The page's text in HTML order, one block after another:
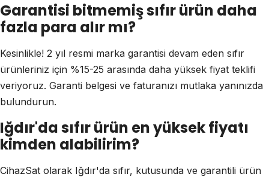
Garantisi bitmemiş sıfır ürün daha
fazla para alır mı?
Kesinlikle! 2 yıl resmi marka garantisi devam eden sıfır
ürünleriniz için %15-25 arasında daha yüksek fiyat teklifi
veriyoruz. Garanti belgesi ve faturanızı mutlaka yanınızda
bulundurun.
Iğdır'da sıfır ürün en yüksek fiyatı
kimden alabilirim?
CihazSat olarak Iğdır'da sıfır, kutusunda ve garantili ürün